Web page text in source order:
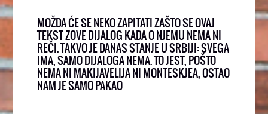
MOŽDA ĆE SE NEKO ZAPITATI ZAŠTO SE OVAJ
TEKST ZOVE DIJALOG KADA O NJEMU NEMA NI
REČI. TAKVO JE DANAS STANJE U SRBIJI: SVEGA
IMA, SAMO DIJALOGA NEMA. TO JEST, POŠTO
NEMA NI MAKIJAVELIJA NI MONTESKJEA, OSTAO
NAM JE SAMO PAKAO